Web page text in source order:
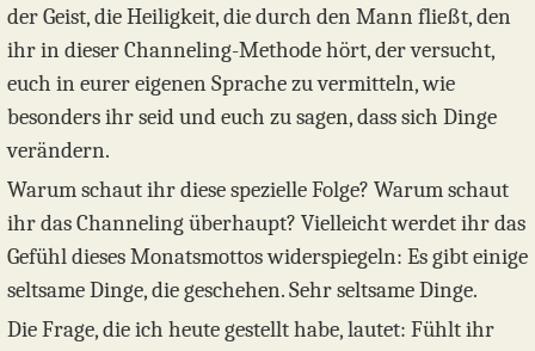
der Geist, die Heiligkeit, die durch den Mann fließt, den
ihr in dieser Channeling-Methode hört, der versucht,
euch in eurer eigenen Sprache zu vermitteln, wie
besonders ihr seid und euch zu sagen, dass sich Dinge
verändern.
Warum schaut ihr diese spezielle Folge? Warum schaut
ihr das Channeling überhaupt? Vielleicht werdet ihr das
Gefühl dieses Monatsmottos widerspiegeln: Es gibt einige
seltsame Dinge, die geschehen. Sehr seltsame Dinge.
Die Frage, die ich heute gestellt habe, lautet: Fühlt ihr